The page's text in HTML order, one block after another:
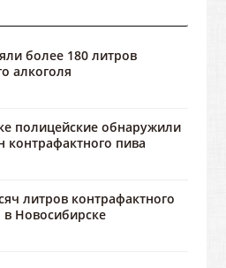
более 180 литров
алкоголя
полицейские обнаружили
контрафактного пива
литров контрафактного
в Новосибирске